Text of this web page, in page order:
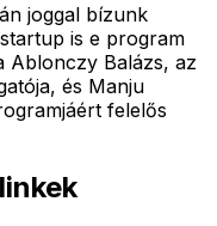
joggal bízunk
is e program
Ablonczy Balázs, az
és Manju
felelős